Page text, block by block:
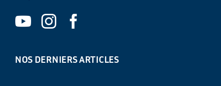
NOS DERNIERS ARTICLES